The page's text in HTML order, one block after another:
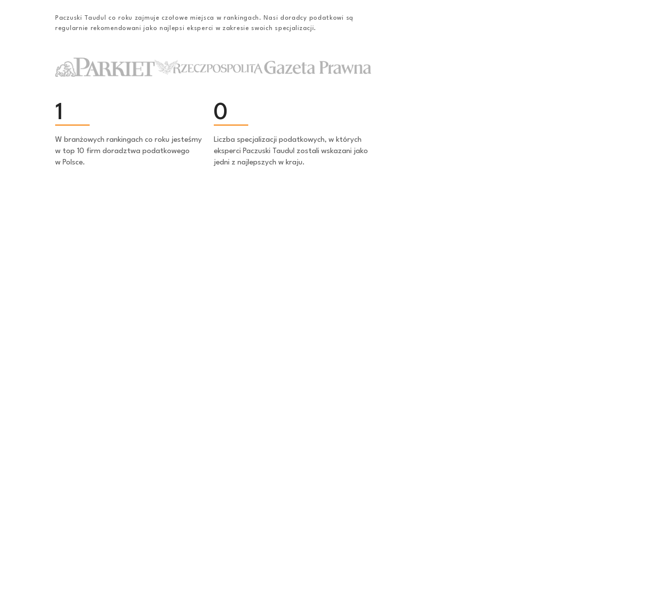
Paczuski Taudul co roku zajmuje czołowe miejsca w rankingach. Nasi doradcy podatkowi są
regularnie rekomendowani jako najlepsi eksperci w zakresie swoich specjalizacji.
1
W branżowych rankingach co roku jesteśmy
w top 10 firm doradztwa podatkowego
w Polsce.
0
Liczba specjalizacji podatkowych, w których
eksperci Paczuski Taudul zostali wskazani jako
jedni z najlepszych w kraju.